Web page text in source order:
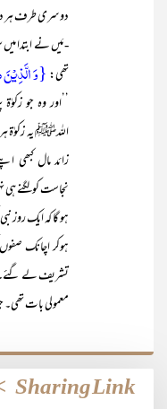
دوسری طرف ہر
- مَیں نے ابتدا
تھی:{وَ الَّذِیۡنَ
’’اور وہ جو
اللہﷺ یہ زکوٰۃ
زائد مال کبھی
نجاست کو لگنے
ہو گا کہ ایک روز
ہوکر اچانک
تشریف لے گئے۔
معمولی بات
Sharing Link